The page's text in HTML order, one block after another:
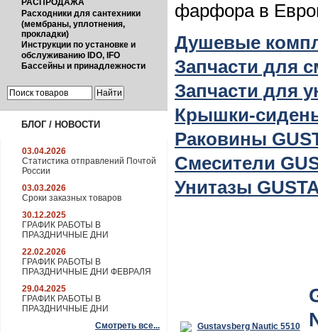
РАСПРОДАЖА
Расходники для сантехники
(мембраны, уплотнения,
прокладки)
Инструкции по установке и
обслуживанию IDO, IFO
Бассейны и принадлежности
БЛОГ / НОВОСТИ
03.04.2026
Статистика отправлений Почтой
России
03.03.2026
Сроки заказных товаров
30.12.2025
ГРАФИК РАБОТЫ В
ПРАЗДНИЧНЫЕ ДНИ
22.02.2026
ГРАФИК РАБОТЫ В
ПРАЗДНИЧНЫЕ ДНИ ФЕВРАЛЯ
29.04.2025
ГРАФИК РАБОТЫ В
ПРАЗДНИЧНЫЕ ДНИ
Смотреть все...
фарфора в
Душевые
Запчасти для
Запчасти для
Крышки-
Раковины
Смесители
Унитазы